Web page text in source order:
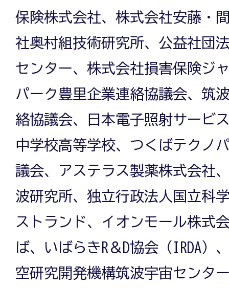
保険株式会社、株式会社安藤・
社奥村組技術研究所、公益社団
センター、株式会社損害保険ジ
パーク豊里企業連絡協議会、筑
絡協議会、日本電子照射サービ
中学校高等学校、つくばテクノ
議会、アステラス製薬株式会社
波研究所、独立行政法人国立科
ストランド、イオンモール株式
ば、いばらきR＆D協会（IRDA）
空研究開発機構筑波宇宙センタ